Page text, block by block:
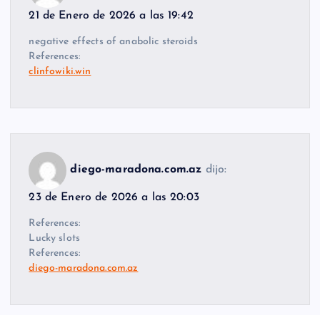
21 de Enero de 2026 a las 19:42
negative effects of anabolic steroids
References:
clinfowiki.win
diego-maradona.com.az dijo:
23 de Enero de 2026 a las 20:03
References:
Lucky slots
References:
diego-maradona.com.az